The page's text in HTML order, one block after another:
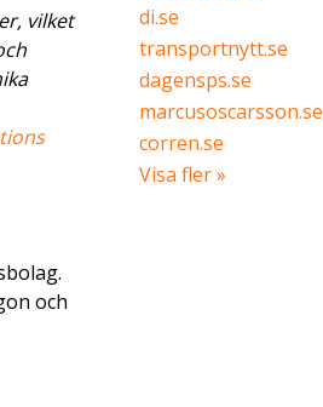
vilket
och
di.se
transportnytt.se
dagensps.se
marcusoscarsson.se
corren.se
Visa fler »